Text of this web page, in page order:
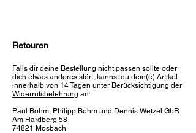
Retouren
Falls dir deine Bestellung nicht passen sollte oder
dich etwas anderes stört, kannst du dein(e) Artikel
innerhalb von 14 Tagen unter Berücksichtigung der
Widerrufsbelehrung an:
Paul Böhm, Philipp Böhm und Dennis Wetzel GbR
Am Hardberg 58
74821 Mosbach